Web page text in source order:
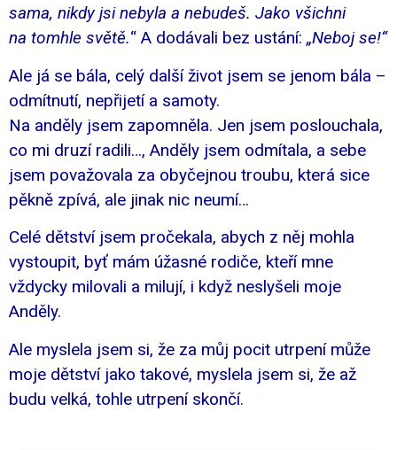
sama, nikdy jsi nebyla a nebudeš. Jako všichni
na tomhle světě.“ A dodávali bez ustání: „Neboj se!“
Ale já se bála, celý další život jsem se jenom bála –
odmítnutí, nepřijetí a samoty.
Na anděly jsem zapomněla. Jen jsem poslouchala,
co mi druzí radili…, Anděly jsem odmítala, a sebe
jsem považovala za obyčejnou troubu, která sice
pěkně zpívá, ale jinak nic neumí…
Celé dětství jsem pročekala, abych z něj mohla
vystoupit, byť mám úžasné rodiče, kteří mne
vždycky milovali a milují, i když neslyšeli moje
Anděly.
Ale myslela jsem si, že za můj pocit utrpení může
moje dětství jako takové, myslela jsem si, že až
budu velká, tohle utrpení skončí.